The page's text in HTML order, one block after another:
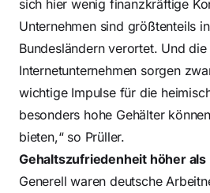
sich hier wenig finanzkräftige
Unternehmen sind größtenteils
Bundesländern verortet. Und
Internetunternehmen sorgen
wichtige Impulse für die
besonders hohe Gehälter
bieten,“ so Prüller.
Gehaltszufriedenheit höher als
Generell waren deutsche